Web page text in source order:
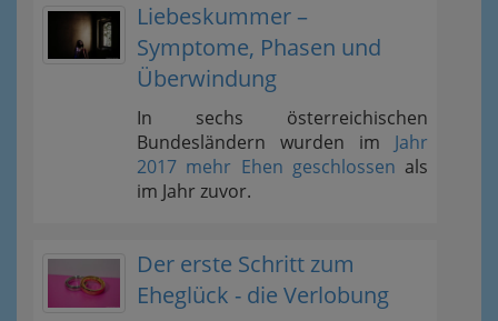
Liebeskummer –
Symptome, Phasen und
Überwindung
In sechs österreichischen
Bundesländern wurden im Jahr
2017 mehr Ehen geschlossen als
im Jahr zuvor.
Der erste Schritt zum
Eheglück - die Verlobung